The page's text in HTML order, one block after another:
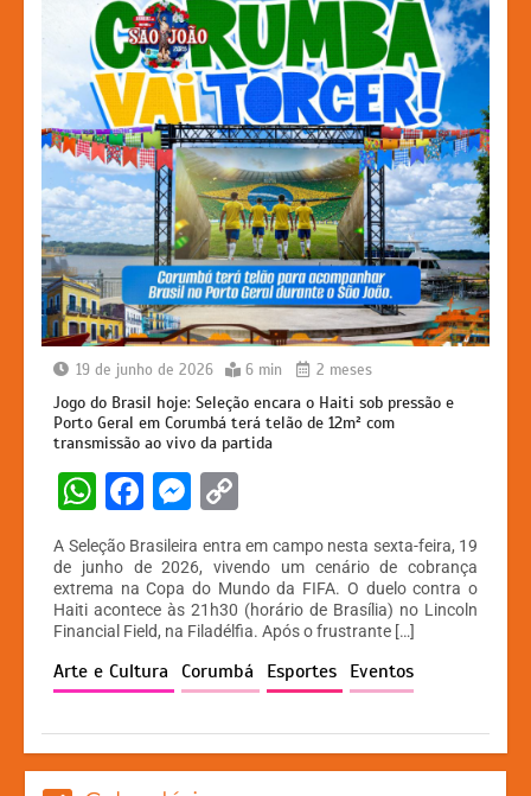
19 de junho de 2026 6 min 2 meses
Jogo do Brasil hoje: Seleção encara o Haiti sob pressão e
Porto Geral em Corumbá terá telão de 12m² com
transmissão ao vivo da partida
W
h
at
s
A
p
F
c
e
b
o
k
M
s
s
e
n
er
p
y
Li
n
A Seleção Brasileira entra em campo nesta sexta-feira, 19
de junho de 2026, vivendo um cenário de cobrança
extrema na Copa do Mundo da FIFA. O duelo contra o
Haiti acontece às 21h30 (horário de Brasília) no Lincoln
Financial Field, na Filadélfia. Após o frustrante […]
Arte e Cultura Corumbá Esportes Eventos